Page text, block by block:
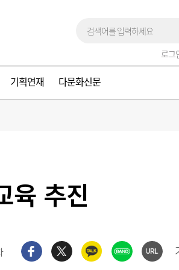
로그
기획연재 다문화신문
육 추진